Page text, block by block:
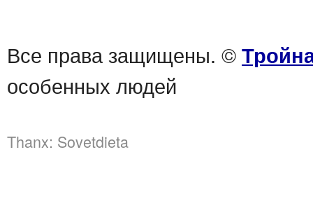
Все права защищены. ©
особенных людей
Thanx: Sovetdieta